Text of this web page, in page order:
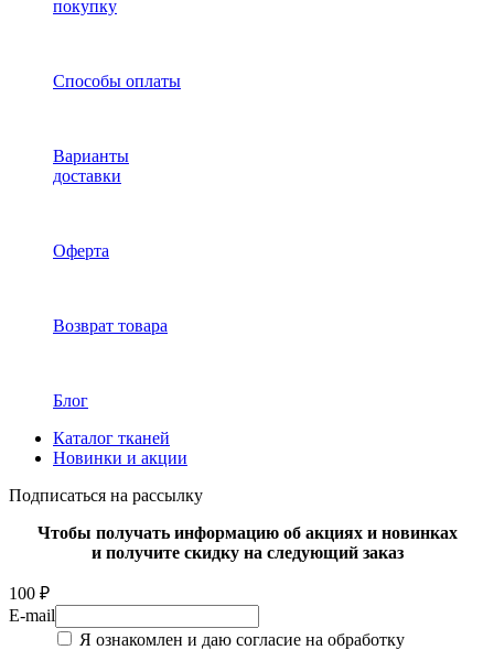
покупку
Способы оплаты
Варианты
доставки
Оферта
Возврат товара
Блог
Каталог тканей
Новинки и акции
Подписаться на рассылку
Чтобы получать информацию об акциях и новинках
и получите скидку на следующий заказ
100 ₽
E-mail
Я ознакомлен и даю согласие на обработку